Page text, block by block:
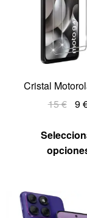
Cristal
15€ 9